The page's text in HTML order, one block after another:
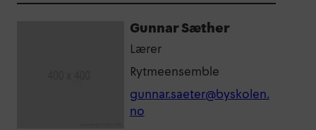
Gunnar Sæther
Lærer
Rytmeensemble
gunnar.saeter@byskolen.
no